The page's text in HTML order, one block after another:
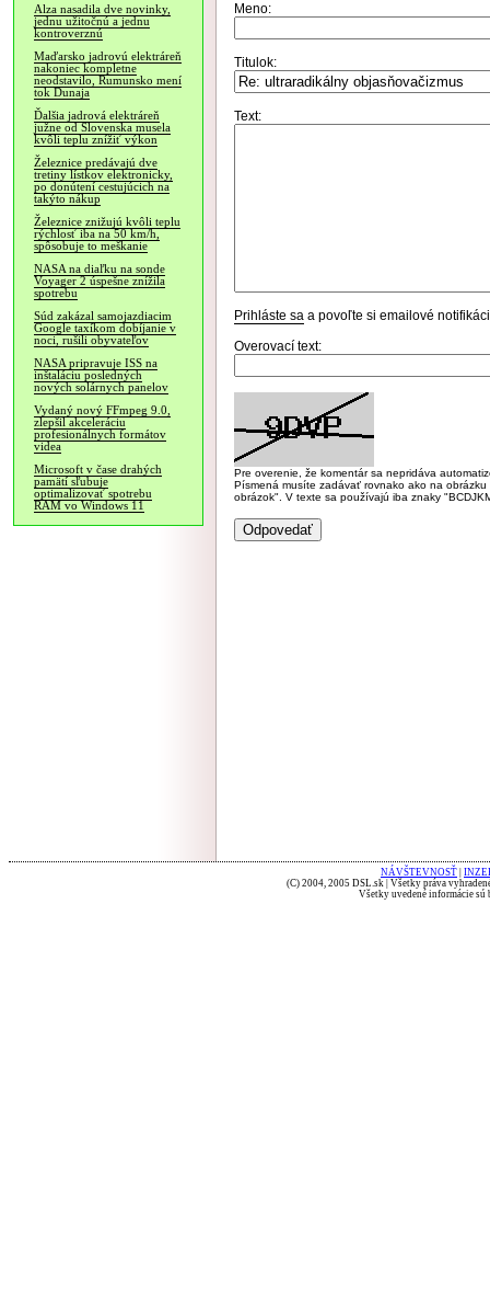
Alza nasadila dve novinky,
jednu užitočnú a jednu
kontroverznú
Maďarsko jadrovú elektráreň
nakoniec kompletne
neodstavilo, Rumunsko mení
tok Dunaja
Ďalšia jadrová elektráreň
južne od Slovenska musela
kvôli teplu znížiť výkon
Železnice predávajú dve
tretiny lístkov elektronicky,
po donútení cestujúcich na
takýto nákup
Železnice znižujú kvôli teplu
rýchlosť iba na 50 km/h,
spôsobuje to meškanie
NASA na diaľku na sonde
Voyager 2 úspešne znížila
spotrebu
Súd zakázal samojazdiacim
Google taxíkom dobíjanie v
noci, rušili obyvateľov
NASA pripravuje ISS na
inštaláciu posledných
nových solárnych panelov
Vydaný nový FFmpeg 9.0,
zlepšil akceleráciu
profesionálnych formátov
videa
Microsoft v čase drahých
pamätí sľubuje
optimalizovať spotrebu
RAM vo Windows 11
Meno:
Titulok:
Text:
Prihláste sa a povoľte si emailové
Overovací text:
Pre overenie, že komentár sa nepridáva
Písmená musíte zadávať rovnako ako na
obrázok". V texte sa používajú iba znaky
NÁVŠTEVNOSŤ
(C) 2004, 2005 DSL.sk | Všetky práva
Všetky uvedené informácie sú